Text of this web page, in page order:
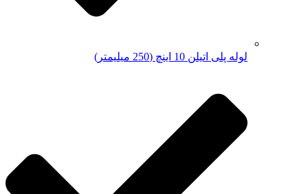
لوله پلی اتیلن 10 اینچ (250 میلیمتر)